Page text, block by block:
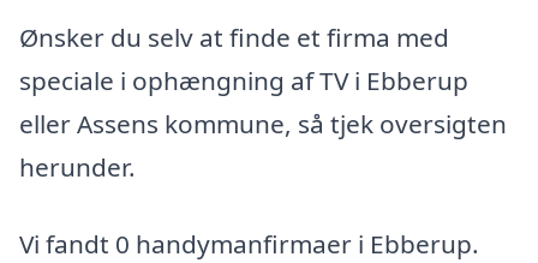
Ønsker du selv at finde et firma med
speciale i ophængning af TV i Ebberup
eller Assens kommune, så tjek oversigten
herunder.
Vi fandt 0 handymanfirmaer i Ebberup.